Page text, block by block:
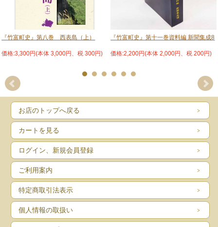
『竹富町史』第八巻 西表島（上）
価格:3,300円(本体 3,000円、税 300円)
『竹富町史』第十一巻資料編 新聞集成8
価格:2,200円(本体 2,000円、税 200円)
お店のトップへ戻る
カートを見る
ログイン、新規会員登録
ご利用案内
特定商取引法表示
個人情報の取扱い